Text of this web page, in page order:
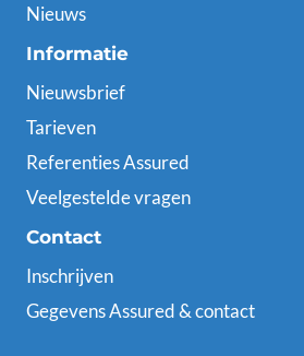
Nieuws
Informatie
Nieuwsbrief
Tarieven
Referenties Assured
Veelgestelde vragen
Contact
Inschrijven
Gegevens Assured & contact